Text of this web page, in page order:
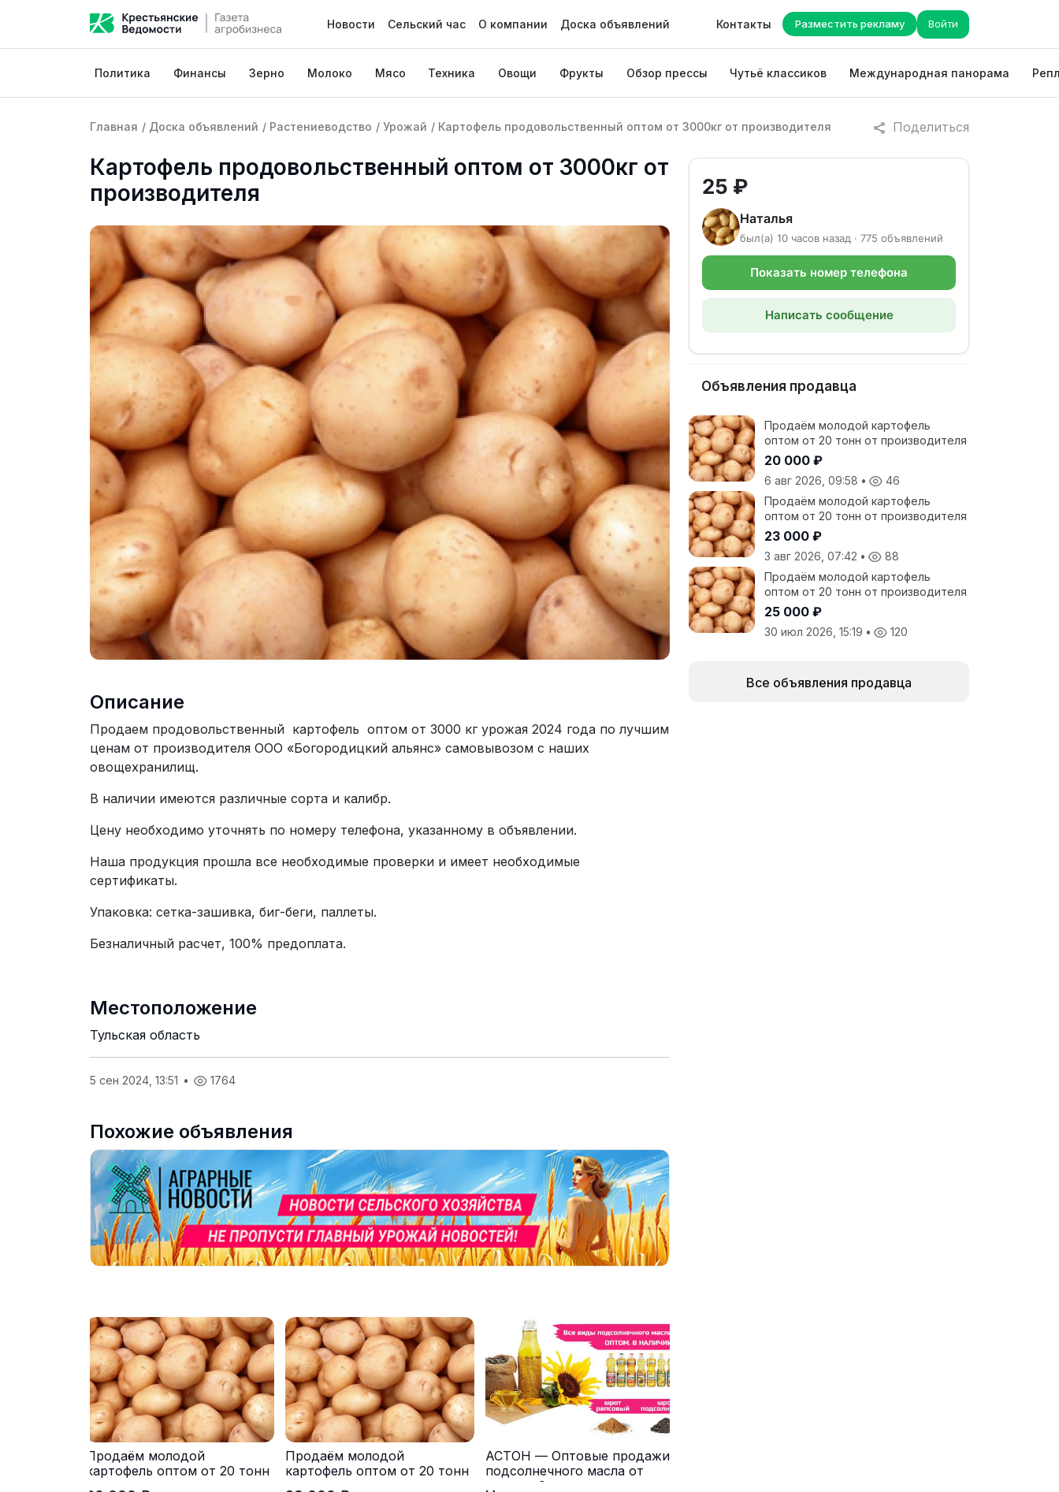
Новости Сельский час О компании Доска объявлений Контакты Разместить рекламу Войти
Политика Финансы Зерно Молоко Мясо Техника Овощи Фрукты Обзор прессы Чутьё классиков Международная панорама
Поделиться
Главная / Доска объявлений / Растениеводство / Урожай / Картофель продовольственный оптом от 3000кг от производителя
Картофель продовольственный оптом от 3000кг от
производителя
Описание
Продаем продовольственный картофель оптом от 3000 кг урожая 2024 года по лучшим
ценам от производителя ООО «Богородицкий альянс» самовывозом с наших
овощехранилищ.
В наличии имеются различные сорта и калибр.
Цену необходимо уточнять по номеру телефона, указанному в объявлении.
Наша продукция прошла все необходимые проверки и имеет необходимые
сертификаты.
Упаковка: сетка-зашивка, биг-беги, паллеты.
Безналичный расчет, 100% предоплата.
Местоположение
Тульская область
5 сен 2024, 13:51 • 1764
Похожие объявления
Продаём молодой
картофель оптом от 20 тонн
Продаём молодой
картофель оптом от 20 тонн
АСТОН — Оптовые продажи
подсолнечного масла от
завода. Экспорт
25 ₽
Наталья
был(а) 10 часов назад · 775 объявлений
Показать номер телефона
Написать сообщение
Объявления продавца
Продаём молодой картофель
оптом от 20 тонн от производителя
20 000 ₽
6 авг 2026, 09:58 •
46
Продаём молодой картофель
оптом от 20 тонн от производителя
23 000 ₽
3 авг 2026, 07:42 •
88
Продаём молодой картофель
оптом от 20 тонн от производителя
25 000 ₽
30 июл 2026, 15:19 • 120
Все объявления продавца